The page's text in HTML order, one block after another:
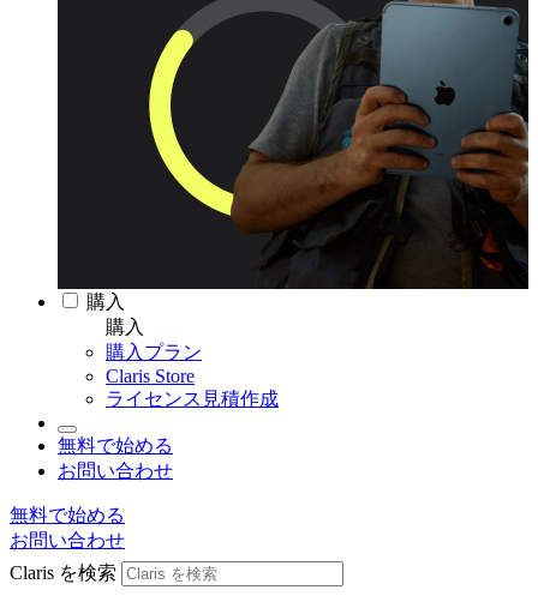
購入
購入
購入プラン
Claris Store
ライセンス見積作成
無料で始める
お問い合わせ
無料で始める
お問い合わせ
Claris を検索